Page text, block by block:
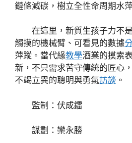
鏈條減碳，樹立全性命周期水
在這里，新質生孩子力不
觸摸的機械臂、可看見的數據
萍蹤。當代緣教學酒業的摸索
新，不只需求苦守傳統的匠心
不竭立異的聰明與勇氣訪談 。
監制：伏成鐳
謀劃：欒永勝